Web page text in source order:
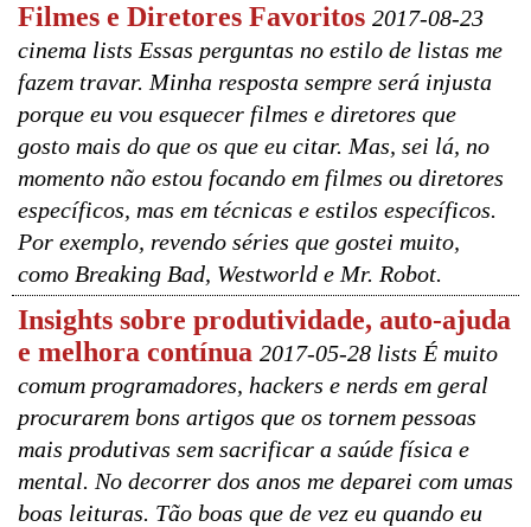
Filmes e Diretores Favoritos 2017-08-23
cinema lists Essas perguntas no estilo de listas me
fazem travar. Minha resposta sempre será injusta
porque eu vou esquecer filmes e diretores que
gosto mais do que os que eu citar. Mas, sei lá, no
momento não estou focando em filmes ou diretores
específicos, mas em técnicas e estilos específicos.
Por exemplo, revendo séries que gostei muito,
como Breaking Bad, Westworld e Mr. Robot.
Insights sobre produtividade, auto-ajuda
e melhora contínua 2017-05-28 lists É muito
comum programadores, hackers e nerds em geral
procurarem bons artigos que os tornem pessoas
mais produtivas sem sacrificar a saúde física e
mental. No decorrer dos anos me deparei com umas
boas leituras. Tão boas que de vez eu quando eu